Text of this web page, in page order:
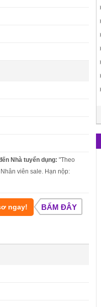
Nhà tuyển dụng: "Theo
viên sale. Hạn nộp:
ngay! BẤM ĐÂY